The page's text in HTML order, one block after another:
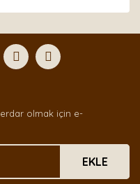
ederiz.
bulunuyor.
olmalı.
olmak için e-
EKLE